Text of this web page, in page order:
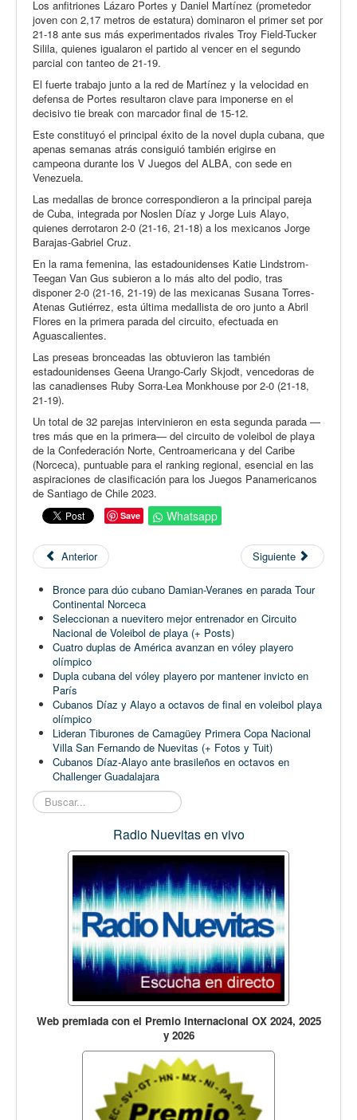
Los anfitriones Lázaro Portes y Daniel Martínez (prometedor
joven con 2,17 metros de estatura) dominaron el primer set por
21-18 ante sus más experimentados rivales Troy Field-Tucker
Silila, quienes igualaron el partido al vencer en el segundo
parcial con tanteo de 21-19.
El fuerte trabajo junto a la red de Martínez y la velocidad en
defensa de Portes resultaron clave para imponerse en el
decisivo tie break con marcador final de 15-12.
Este constituyó el principal éxito de la novel dupla cubana, que
apenas semanas atrás consiguió también erigirse en
campeona durante los V Juegos del ALBA, con sede en
Venezuela.
Las medallas de bronce correspondieron a la principal pareja
de Cuba, integrada por Noslen Díaz y Jorge Luis Alayo,
quienes derrotaron 2-0 (21-16, 21-18) a los mexicanos Jorge
Barajas-Gabriel Cruz.
En la rama femenina, las estadounidenses Katie Lindstrom-
Teegan Van Gus subieron a lo más alto del podio, tras
disponer 2-0 (21-16, 21-19) de las mexicanas Susana Torres-
Atenas Gutiérrez, esta última medallista de oro junto a Abril
Flores en la primera parada del circuito, efectuada en
Aguascalientes.
Las preseas bronceadas las obtuvieron las también
estadounidenses Geena Urango-Carly Skjodt, vencedoras de
las canadienses Ruby Sorra-Lea Monkhouse por 2-0 (21-18,
21-19).
Un total de 32 parejas intervinieron en esta segunda parada —
tres más que en la primera— del circuito de voleibol de playa
de la Confederación Norte, Centroamericana y del Caribe
(Norceca), puntuable para el ranking regional, esencial en las
aspiraciones de clasificación para los Juegos Panamericanos
de Santiago de Chile 2023.
Save Whatsapp
Anterior Siguiente
Bronce para dúo cubano Damian-Veranes en parada Tour
Continental Norceca
Seleccionan a nuevitero mejor entrenador en Circuito
Nacional de Voleibol de playa (+ Posts)
Cuatro duplas de América avanzan en vóley playero
olímpico
Dupla cubana del vóley playero por mantener invicto en
París
Cubanos Díaz y Alayo a octavos de final en voleibol playa
olímpico
Lideran Tiburones de Camagüey Primera Copa Nacional
Villa San Fernando de Nuevitas (+ Fotos y Tuit)
Cubanos Díaz-Alayo ante brasileños en octavos en
Challenger Guadalajara
Buscar...
Radio Nuevitas en vivo
Web premiada con el Premio Internacional OX 2024, 2025
y 2026